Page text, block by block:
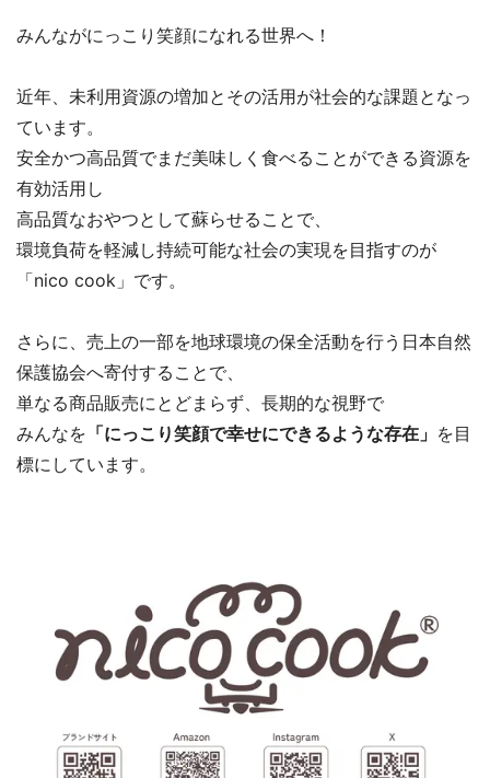
みんながにっこり笑顔になれる世界へ！
近年、未利用資源の増加とその活用が社会的な課題となっ
ています。
安全かつ高品質でまだ美味しく食べることができる資源を
有効活用し
高品質なおやつとして蘇らせることで、
環境負荷を軽減し持続可能な社会の実現を目指すのが
「nico cook」です。
さらに、売上の一部を地球環境の保全活動を行う日本自然
保護協会へ寄付することで、
単なる商品販売にとどまらず、長期的な視野で
みんなを 「にっこり笑顔で幸せにできるような存在」 を目
標にしています。